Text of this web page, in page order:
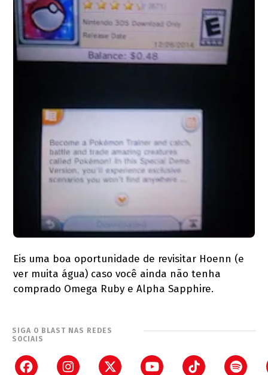
Eis uma boa oportunidade de revisitar Hoenn (e
ver muita água) caso você ainda não tenha
comprado Omega Ruby e Alpha Sapphire.
SIGA O BLAST NAS REDES
SOCIAIS